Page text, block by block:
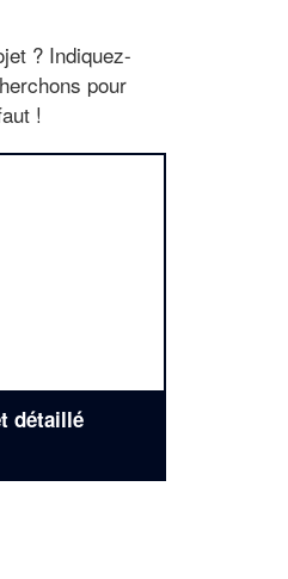
? Indiquez-
pour
!
détaillé